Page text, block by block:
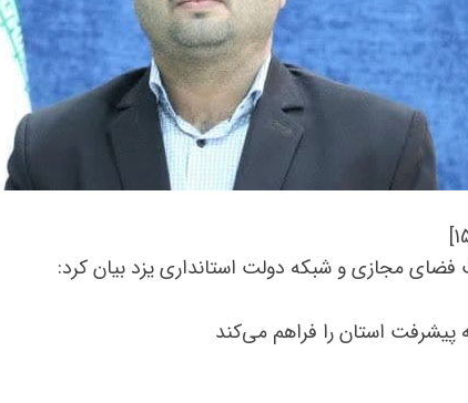
فضای مجازی و شبکه دولت استانداری یزد بیان کرد:
پیشرفت استان را فراهم می‌کند